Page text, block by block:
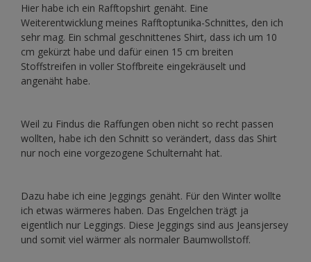
Hier habe ich ein Rafftopshirt genäht. Eine
Weiterentwicklung meines Rafftoptunika-Schnittes, den ich
sehr mag. Ein schmal geschnittenes Shirt, dass ich um 10
cm gekürzt habe und dafür einen 15 cm breiten
Stoffstreifen in voller Stoffbreite eingekräuselt und
angenäht habe.
Weil zu Findus die Raffungen oben nicht so recht passen
wollten, habe ich den Schnitt so verändert, dass das Shirt
nur noch eine vorgezogene Schulternaht hat.
Dazu habe ich eine Jeggings genäht. Für den Winter wollte
ich etwas wärmeres haben. Das Engelchen trägt ja
eigentlich nur Leggings. Diese Jeggings sind aus Jeansjersey
und somit viel wärmer als normaler Baumwollstoff.